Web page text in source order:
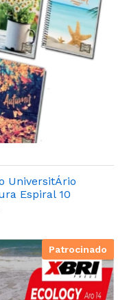
UniversitÁrio
Espiral 10
200 Folhas
Patrocinado